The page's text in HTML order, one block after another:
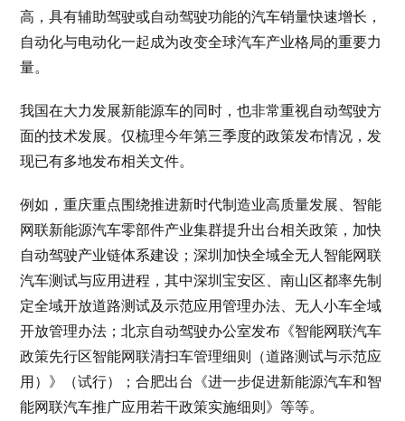
高，具有辅助驾驶或自动驾驶功能的汽车销量快速增长，
自动化与电动化一起成为改变全球汽车产业格局的重要力
量。
我国在大力发展新能源车的同时，也非常重视自动驾驶方
面的技术发展。仅梳理今年第三季度的政策发布情况，发
现已有多地发布相关文件。
例如，重庆重点围绕推进新时代制造业高质量发展、智能
网联新能源汽车零部件产业集群提升出台相关政策，加快
自动驾驶产业链体系建设；深圳加快全域全无人智能网联
汽车测试与应用进程，其中深圳宝安区、南山区都率先制
定全域开放道路测试及示范应用管理办法、无人小车全域
开放管理办法；北京自动驾驶办公室发布《智能网联汽车
政策先行区智能网联清扫车管理细则（道路测试与示范应
用）》（试行）；合肥出台《进一步促进新能源汽车和智
能网联汽车推广应用若干政策实施细则》等等。